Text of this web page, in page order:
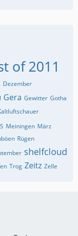
of 2011
Dezember
Gera Gewitter Gotha
Meiningen März
Rügen
shelfcloud
Trog Zeitz Zelle